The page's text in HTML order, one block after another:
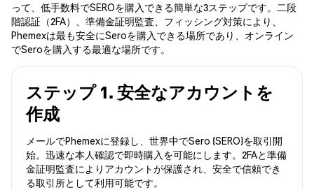
って、低手数料でSEROを購入できる簡単な3ステップです。二段
階認証（2FA）、準備金証明監査、フィッシング対策により、
Phemexは最も安全にSeroを購入できる場所であり、オンライン
でSeroを購入する最適な場所です。
ステップ 1. 安全なアカウントを
作成
メールでPhemexに登録し、世界中でSero (SERO)を取引開
始。迅速な本人確認で即時購入を可能にします。2FAと準備
金証明監査によりアカウントが保護され、安全で信頼でき
る取引所として利用可能です。